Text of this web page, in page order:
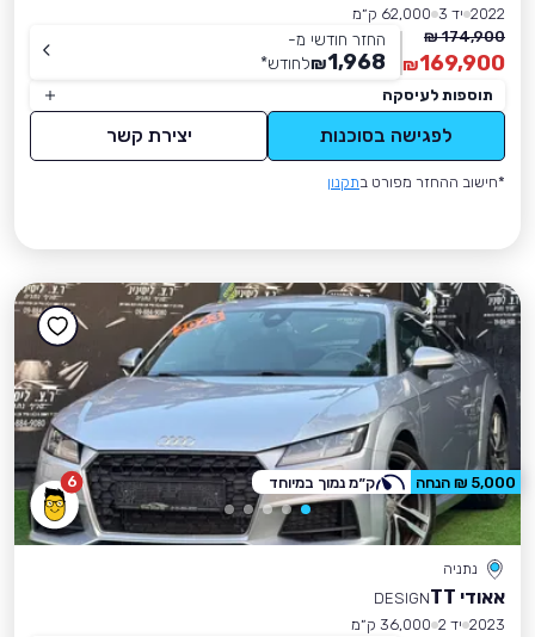
2022 יד 3
62,000 ק״מ
174,900 ₪
169,900
₪
החזר חודשי מ-
1,968
₪לחודש*
תוספות לעיסקה
לפגישה בסוכנות יצירת קשר
*חישוב ההחזר מפורט בתקנון
6
נתניה
אאודי TT
DESIGN
2023 יד 2
36,000 ק״מ
5,000 ₪ הנחה ק״מ נמוך במיוחד